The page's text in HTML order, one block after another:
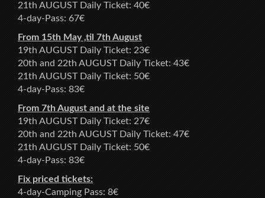
21th AUGUST Daily Ticket: 40€
4-day-Pass: 67€
From 15th May ‚til 7th August
19th AUGUST Daily Ticket: 23€
20th and 22th AUGUST Daily Ticket: 43€
21th AUGUST Daily Ticket: 50€
4-day-Pass: 83€
From 7th August and at the site
19th AUGUST Daily Ticket: 27€
20th and 22th AUGUST Daily Ticket: 47€
21th AUGUST Daily Ticket: 50€
4-day-Pass: 83€
Fix priced tickets:
4-day-Camping Pass: 8€